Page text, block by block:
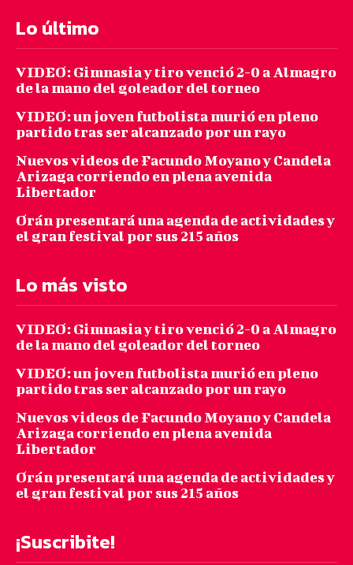
Lo último
VIDEO: Gimnasia y tiro venció 2-0 a Almagro
de la mano del goleador del torneo
VIDEO: un joven futbolista murió en pleno
partido tras ser alcanzado por un rayo
Nuevos videos de Facundo Moyano y Candela
Arizaga corriendo en plena avenida
Libertador
Orán presentará una agenda de actividades y
el gran festival por sus 215 años
Lo más visto
VIDEO: Gimnasia y tiro venció 2-0 a Almagro
de la mano del goleador del torneo
VIDEO: un joven futbolista murió en pleno
partido tras ser alcanzado por un rayo
Nuevos videos de Facundo Moyano y Candela
Arizaga corriendo en plena avenida
Libertador
Orán presentará una agenda de actividades y
el gran festival por sus 215 años
¡Suscribite!